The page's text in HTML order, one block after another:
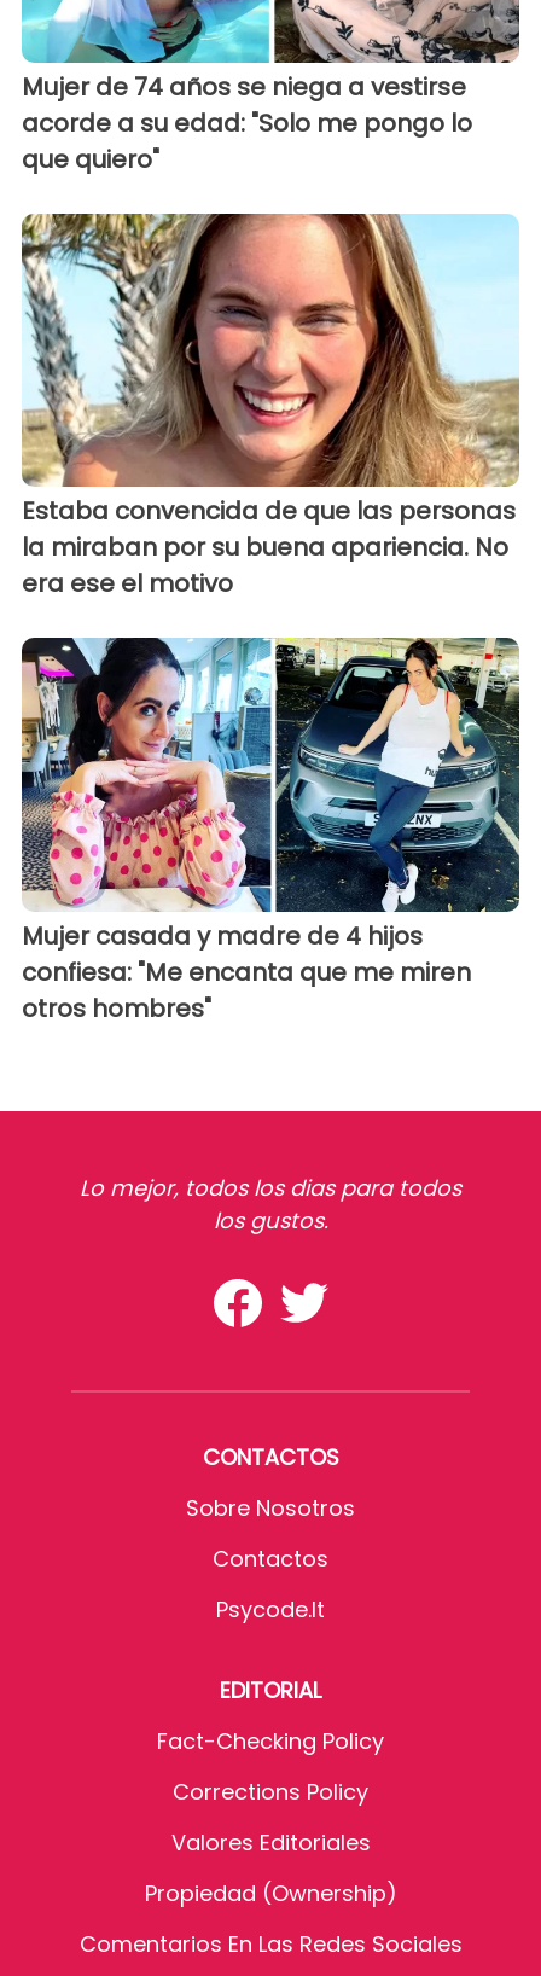
Mujer de 74 años se niega a vestirse
acorde a su edad: "Solo me pongo lo
que quiero"
Estaba convencida de que las personas
la miraban por su buena apariencia. No
era ese el motivo
Mujer casada y madre de 4 hijos
confiesa: "Me encanta que me miren
otros hombres"
Lo mejor, todos los dias para todos
los gustos.
CONTACTOS
Sobre Nosotros
Contactos
Psycode.it
EDITORIAL
Fact-Checking Policy
Corrections Policy
Valores Editoriales
Propiedad (Ownership)
Comentarios En Las Redes Sociales